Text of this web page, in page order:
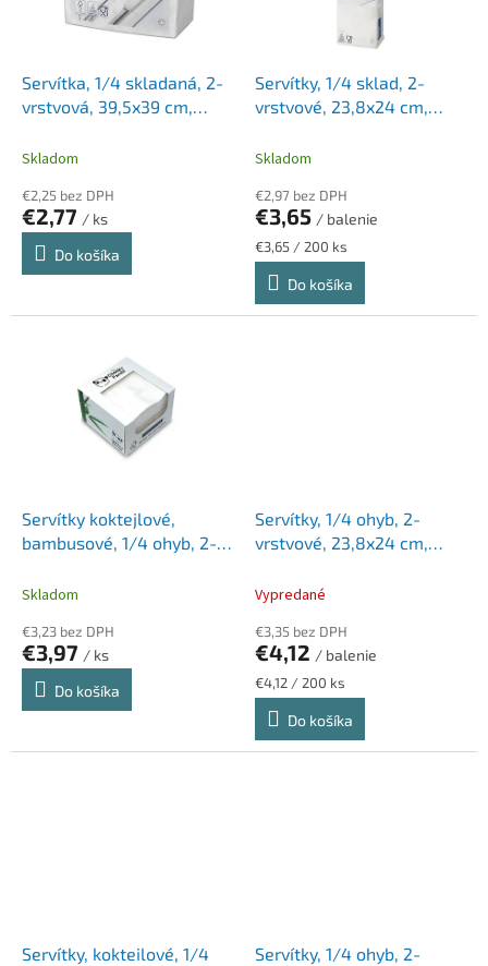
Servítka, 1/4 skladaná, 2-
vrstvová, 39,5x39 cm,
"Textúrovaná Dinner",
Skladom
€2,25 bez DPH
€2,77 / ks
Do košíka
Servítky, 1/4 sklad, 2-
vrstvové, 23,8x24 cm,
Cocktail", biela
Skladom
€2,97 bez DPH
€3,65 / balenie
Jednotková
cena:
€3,65 / 200 ks
Do košíka
Servítky koktejlové,
bambusové, 1/4 ohyb, 2-
ks, CHEEKY PANDA, biele
Skladom
€3,23 bez DPH
€3,97 / ks
Do košíka
Servítky, 1/4 ohyb, 2-
vrstvové, 23,8x24 cm,
piesková
Vypredané
€3,35 bez DPH
€4,12 / balenie
Jednotková
cena:
€4,12 / 200 ks
Do košíka
Servítky, kokteilové, 1/4
Servítky, 1/4 ohyb, 2-